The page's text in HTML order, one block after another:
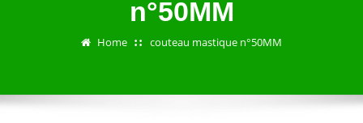
n°50MM
Home couteau mastique n°50MM